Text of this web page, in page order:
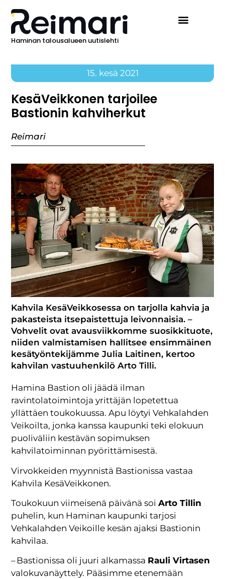
Haminan talousalueen uutislehti
15. kesä 2021
KesäVeikkonen tarjoilee
Bastionin kahviherkut
Reimari
Kahvila KesäVeikkosessa on tarjolla kahvia ja
pakasteista itsepaistettuja leivonnaisia. –
Vohvelit ovat avausviikkomme suosikkituote,
niiden valmistamisen hallitsee ensimmäinen
kesätyöntekijämme Julia Laitinen, kertoo
kahvilan vastuuhenkilö Arto Tilli.
Hamina Bastion oli jäädä ilman
ravintolatoimintoja yrittäjän lopetettua
yllättäen toukokuussa. Apu löytyi Vehkalahden
Veikoilta, jonka kanssa kaupunki teki elokuun
puoliväliin kestävän sopimuksen
kahvilatoiminnan pyörittämisestä.
Virvokkeiden myynnistä Bastionissa vastaa
Kahvila KesäVeikkonen.
Toukokuun viimeisenä päivänä soiArto Tillin
puhelin, kun Haminan kaupunki tarjosi
Vehkalahden Veikoille kesän ajaksi Bastionin
kahvilaa.
– Bastionissa oli juuri alkamassa Rauli Virtasen
valokuvanäyttely. Pääsimme etenemään